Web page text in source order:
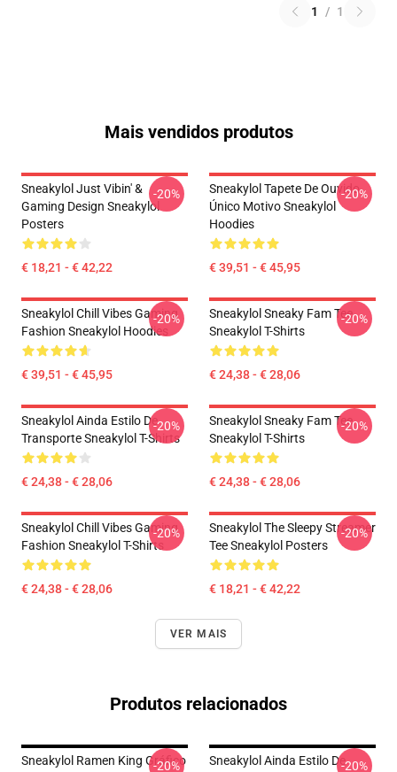
1 / 1
Mais vendidos produtos
Sneakylol Just Vibin' &
Gaming Design Sneakylol
Posters
€ 18,21 - € 42,22
-20%
Sneakylol Tapete De Ouvido
Único Motivo Sneakylol
Hoodies
€ 39,51 - € 45,95
-20%
Sneakylol Chill Vibes Gaming
Fashion Sneakylol Hoodies
€ 39,51 - € 45,95
-20%
Sneakylol Sneaky Fam Tee
Sneakylol T-Shirts
€ 24,38 - € 28,06
-20%
Sneakylol Ainda Estilo De
Transporte Sneakylol T-Shirts
€ 24,38 - € 28,06
-20%
Sneakylol Sneaky Fam Tee
Sneakylol T-Shirts
€ 24,38 - € 28,06
-20%
Sneakylol Chill Vibes Gaming
Fashion Sneakylol T-Shirts
€ 24,38 - € 28,06
-20%
Sneakylol The Sleepy Streamer
Tee Sneakylol Posters
€ 18,21 - € 42,22
-20%
VER MAIS
Produtos relacionados
Sneakylol Ramen King Gráfico
-20%
Sneakylol Ainda Estilo De-20%